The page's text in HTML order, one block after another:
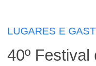
LUGARES E
40º